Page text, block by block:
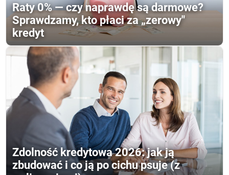
Raty 0% — czy naprawdę są darmowe?
Sprawdzamy, kto płaci za „zerowy"
kredyt
Zdolność kredytowa 2026: jak ją
zbudować i co ją po cichu psuje (z